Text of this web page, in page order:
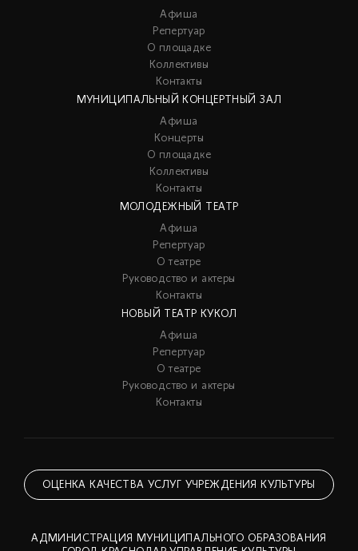
Афиша
Репертуар
О площадке
Коллективы
Контакты
МУНИЦИПАЛЬНЫЙ КОНЦЕРТНЫЙ ЗАЛ
Афиша
Концерты
О площадке
Коллективы
Контакты
МОЛОДЕЖНЫЙ ТЕАТР
Афиша
Репертуар
О театре
Руководство и актеры
Контакты
НОВЫЙ ТЕАТР КУКОЛ
Афиша
Репертуар
О театре
Руководство и актеры
Контакты
ОЦЕНКА КАЧЕСТВА УСЛУГ УЧРЕЖДЕНИЯ КУЛЬТУРЫ
АДМИНИСТРАЦИЯ МУНИЦИПАЛЬНОГО ОБРАЗОВАНИЯ